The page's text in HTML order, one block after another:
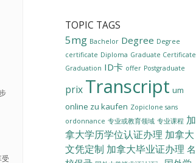
TOPIC TAGS
5mg Bachelor Degree Degree
certificate Diploma Graduate Certificate
Graduation ID卡 offer Postgraduate
prix Transcript um
online zu kaufen Zopiclone sans
ordonnance 专业或教育领域 专业课程 加
拿大学历学位认证办理 加拿大
文凭定制 加拿大毕业证办理 名